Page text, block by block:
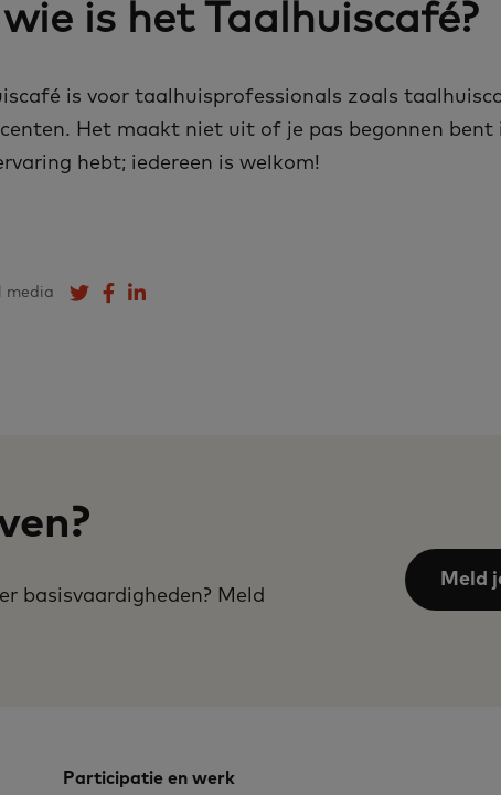
is het Taal­huis­ca­fé?
is voor taal­huis­pro­fes­si­o­nals zo­als
Het maakt niet uit of je pas be­gon­nen bent
hebt; ie­der­een is wel­kom!
media Deel op Twitter
Deel op Facebook
basisvaardigheden? Meld
Meld
Participatie en werk